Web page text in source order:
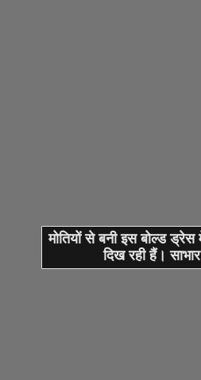
मोतियों से बनी इस बोल्ड ड्रेस
दिख रही हैं।